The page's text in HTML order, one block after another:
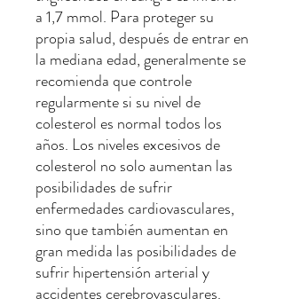
a 1,7 mmol. Para proteger su
propia salud, después de entrar en
la mediana edad, generalmente se
recomienda que controle
regularmente si su nivel de
colesterol es normal todos los
años. Los niveles excesivos de
colesterol no solo aumentan las
posibilidades de sufrir
enfermedades cardiovasculares,
sino que también aumentan en
gran medida las posibilidades de
sufrir hipertensión arterial y
accidentes cerebrovasculares.